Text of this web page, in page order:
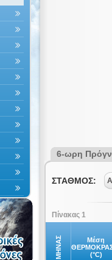
6-ωρη
ΣΤΑΘΜΟΣ:
Πίνακας 1
ΜΗΝΑΣ
Μέση
(°C)